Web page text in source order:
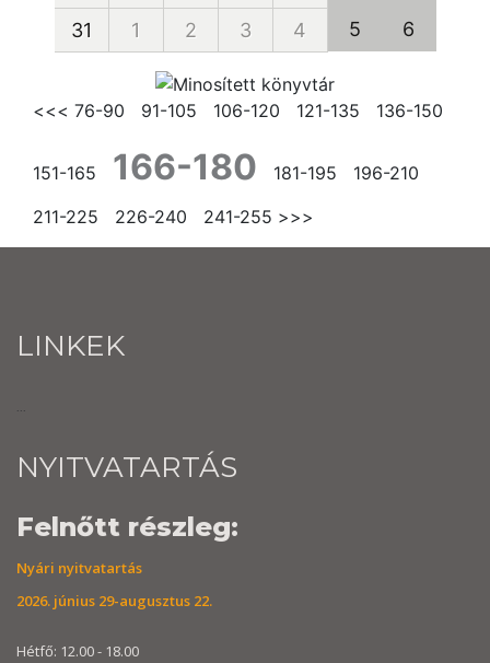
31
1 2 3 4 5 6
<<< 76-90 91-105 106-120 121-135 136-150
151-165 166-180 181-195
196-210
211-225
226-240 241-255 >>>
LINKEK
...
NYITVATARTÁS
Felnőtt részleg:
Nyári nyitvatartás
2026. június 29-augusztus 22.
Hétfő: 12.00 - 18.00